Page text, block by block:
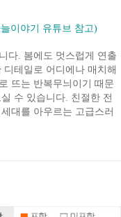
이야기 유튜브 참고)
다. 봄에도 멋스럽게 연출
테일로 어디에나 매치해
뜨는 반복무늬이기 때문
수 있습니다. 친절한 전
대를 아우르는 고급스러